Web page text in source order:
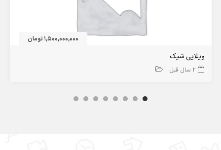
1,500,000,000 تومان
ویلایی شیک
2 سال قبل